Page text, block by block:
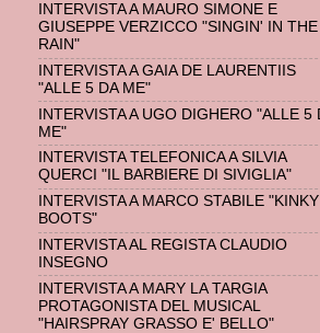
INTERVISTA A MAURO SIMONE E
GIUSEPPE VERZICCO "SINGIN' IN THE
RAIN"
INTERVISTA A GAIA DE LAURENTIIS
"ALLE 5 DA ME"
INTERVISTA A UGO DIGHERO "ALLE 5
ME"
INTERVISTA TELEFONICA A SILVIA
QUERCI "IL BARBIERE DI SIVIGLIA"
INTERVISTA A MARCO STABILE "KINKY
BOOTS"
INTERVISTA AL REGISTA CLAUDIO
INSEGNO
INTERVISTA A MARY LA TARGIA
PROTAGONISTA DEL MUSICAL
"HAIRSPRAY GRASSO E' BELLO"